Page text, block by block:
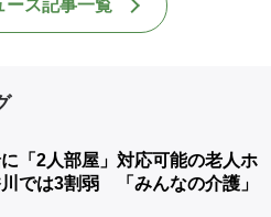
ース記事一覧
「2人部屋」対応可能の老人ホ
では3割弱 「みんなの介護」